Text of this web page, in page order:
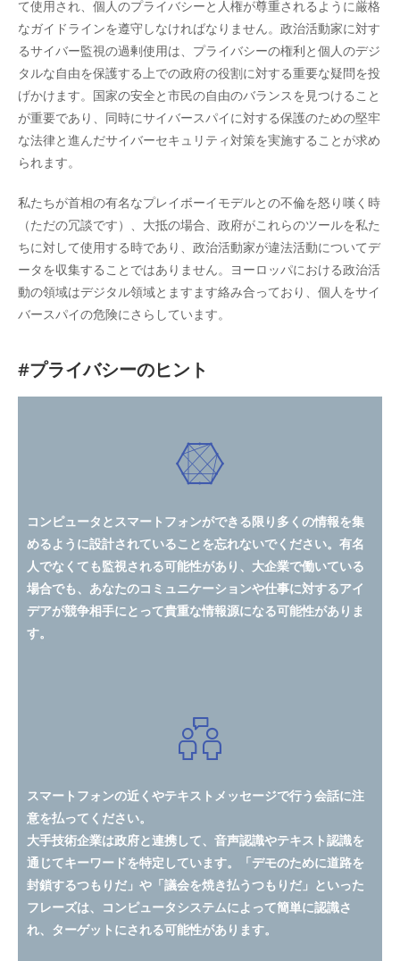
て使用され、個人のプライバシーと人権が尊重されるように厳格
なガイドラインを遵守しなければなりません。政治活動家に対す
るサイバー監視の過剰使用は、プライバシーの権利と個人のデジ
タルな自由を保護する上での政府の役割に対する重要な疑問を投
げかけます。国家の安全と市民の自由のバランスを見つけること
が重要であり、同時にサイバースパイに対する保護のための堅牢
な法律と進んだサイバーセキュリティ対策を実施することが求め
られます。
私たちが首相の有名なプレイボーイモデルとの不倫を怒り嘆く時
（ただの冗談です）、大抵の場合、政府がこれらのツールを私た
ちに対して使用する時であり、政治活動家が違法活動についてデ
ータを収集することではありません。ヨーロッパにおける政治活
動の領域はデジタル領域とますます絡み合っており、個人をサイ
バースパイの危険にさらしています。
#プライバシーのヒント
コンピュータとスマートフォンができる限り多くの情報を集
めるように設計されていることを忘れないでください。有名
人でなくても監視される可能性があり、大企業で働いている
場合でも、あなたのコミュニケーションや仕事に対するアイ
デアが競争相手にとって貴重な情報源になる可能性がありま
す。
スマートフォンの近くやテキストメッセージで行う会話に注
意を払ってください。
大手技術企業は政府と連携して、音声認識やテキスト認識を
通じてキーワードを特定しています。「デモのために道路を
封鎖するつもりだ」や「議会を焼き払うつもりだ」といった
フレーズは、コンピュータシステムによって簡単に認識さ
れ、ターゲットにされる可能性があります。